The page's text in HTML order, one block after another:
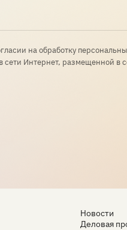
на обработку
сети Интернет, размещенной в
Новости
Деловая